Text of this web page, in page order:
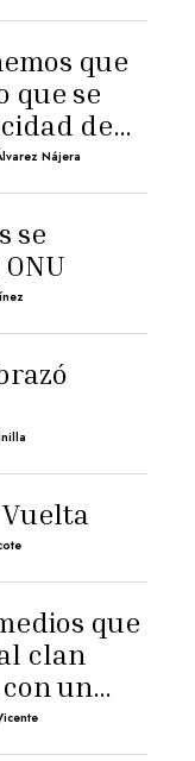
que
que se
de
Nájera
se
que
clan
un